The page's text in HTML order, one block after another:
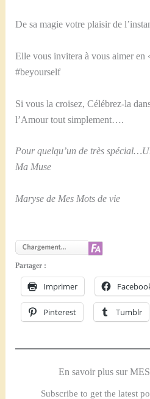
De sa magie votre plaisir de
Elle vous invitera à vous aimer
#beyourself
Si vous la croisez, Célébrez-la
l’Amour tout simplement….
Pour quelqu’un de très
Ma Muse
Maryse de Mes Mots de vie
Partager :
Imprimer
Pinterest Tumblr
En savoir plus sur
Subscribe to get the latest